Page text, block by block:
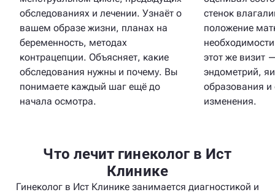
обследованиях и лечении. Узнаёт о
вашем образе жизни, планах на
беременность, методах
контрацепции. Объясняет, какие
обследования нужны и почему. Вы
понимаете каждый шаг ещё до
начала осмотра.
стенок
положение
этот же визит
эндометрий,
образования и
изменения.
Что лечит гинеколог в Ист
Клинике
Гинеколог в Ист Клинике занимается диагностикой и